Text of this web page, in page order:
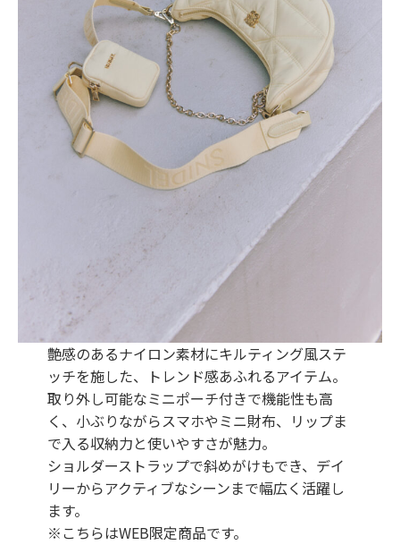
艶感のあるナイロン素材にキルティング風ステ
ッチを施した、トレンド感あふれるアイテム。
取り外し可能なミニポーチ付きで機能性も高
く、小ぶりながらスマホやミニ財布、リップま
で入る収納力と使いやすさが魅力。
ショルダーストラップで斜めがけもでき、デイ
リーからアクティブなシーンまで幅広く活躍し
ます。
※こちらはWEB限定商品です。